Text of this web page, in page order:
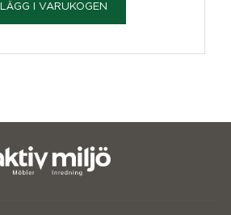
LÄGG I VARUKOGEN